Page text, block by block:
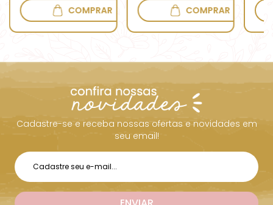
COMPRAR COMPRAR
Cadastre-se e receba nossas ofertas e novidades em
seu email!